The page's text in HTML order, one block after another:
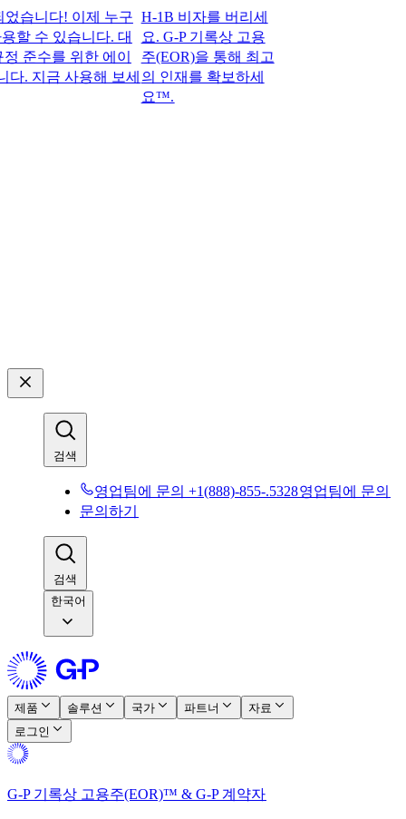
니다! 이제 누구
수 있습니다. 대
수를 위한 에이
금 사용해 보세
H-1B 비자를 버리세
요. G-P 기록상 고용
주(EOR)을 통해 최고
의 인재를 확보하세
요™.​​
검색​​
영업팀에 문의 +1(888)-855-.5328​​영업팀에 문의​​
문의하기​​
검색​​
한국어
제품​​ 솔루션​​ 국가​​ 파트너​​
자료​​
로그인​​
G-P 기록상 고용주(EOR)™ & G-P 계약자​​